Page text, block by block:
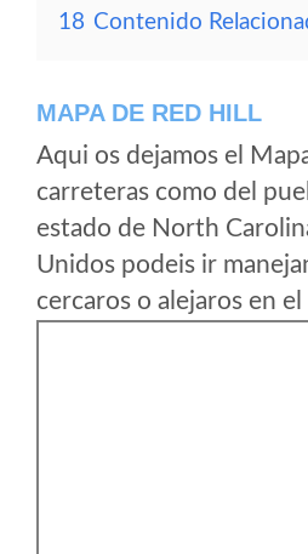
18 Contenido
MAPA DE RED HILL
Aqui os dejamos el
carreteras como del
estado de North
Unidos podeis ir
cercaros o alejaros en el